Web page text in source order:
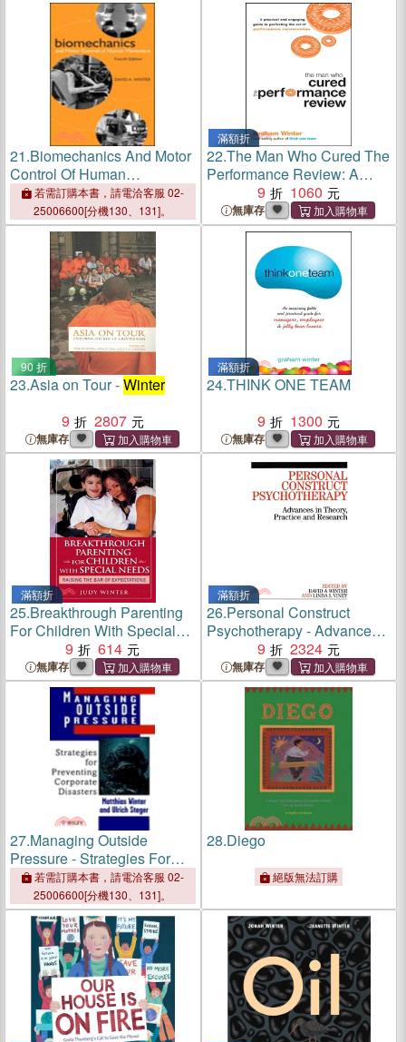
21.Biomechanics And Motor
Control Of Human
Movement, Fourth Edition
若需訂購本書，請電洽客服 02-
25006600[分機130、131]。
滿額折
22.The Man Who Cured The
Performance Review: A
Practical And Engaging
Guide To Perfecting The Art
Of Performance
Conversation
9 1060
無庫存
90 折
23.Asia on Tour -Winter
9
2807
無庫存
滿額折
24.THINK ONE TEAM
9
1300
無庫存
滿額折
25.Breakthrough Parenting
For Children With Special
Needs: Raising The Bar Of
Expectations
9 614
無庫存
滿額折
26.Personal Construct
Psychotherapy - Advances
In Theory, Practice And
Research
9 2324
無庫存
27.Managing Outside
Pressure - Strategies For
Preventing Corporate
Disasters
若需訂購本書，請電洽客服 02-
25006600[分機130、131]。
28.Diego
絕版無法訂購